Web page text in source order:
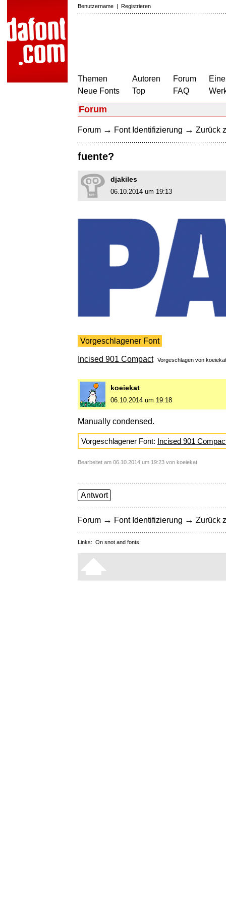
Benutzername | Registrieren
Themen
Neue Fonts
Autoren
Top
Forum
FAQ
Forum
Forum → Font Identifizierung → Zurück
fuente?
djakiles
06.10.2014 um 19:13
Vorgeschlagener Font
Incised 901 Compact Vorgeschlagen von koeiekat
koeiekat
06.10.2014 um 19:18
Manually condensed.
Vorgeschlagener Font: Incised 901
Bearbeitet am 06.10.2014 um 19:23 von koeiekat
Antwort
Forum → Font Identifizierung → Zurück
Links: On snot and fonts